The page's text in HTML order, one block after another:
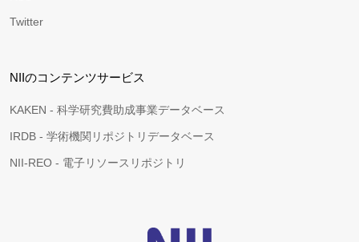
Twitter
NIIのコンテンツサービス
KAKEN - 科学研究費助成事業データベース
IRDB - 学術機関リポジトリデータベース
NII-REO - 電子リソースリポジトリ